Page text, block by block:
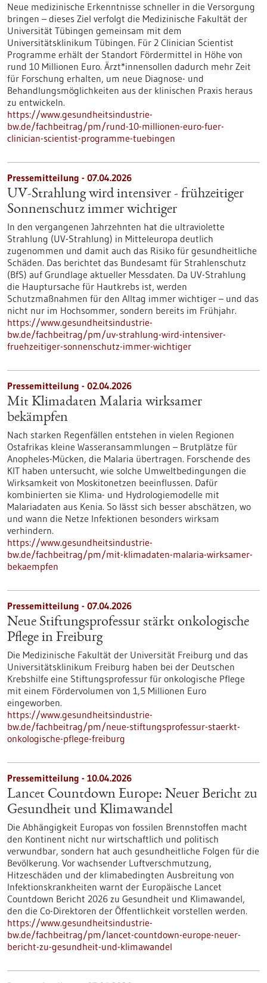
Neue medizinische Erkenntnisse schneller in die Versorgung
bringen – dieses Ziel verfolgt die Medizinische Fakultät der
Universität Tübingen gemeinsam mit dem
Universitätsklinikum Tübingen. Für 2 Clinician Scientist
Programme erhält der Standort Fördermittel in Höhe von
rund 10 Millionen Euro. Ärzt*innensollen dadurch mehr Zeit
für Forschung erhalten, um neue Diagnose- und
Behandlungsmöglichkeiten aus der klinischen Praxis heraus
zu entwickeln.
https://www.gesundheitsindustrie-
bw.de/fachbeitrag/pm/rund-10-millionen-euro-fuer-
clinician-scientist-programme-tuebingen
Pressemitteilung - 07.04.2026
UV-Strahlung wird intensiver - frühzeitiger
Sonnenschutz immer wichtiger
In den vergangenen Jahrzehnten hat die ultraviolette
Strahlung (UV-Strahlung) in Mitteleuropa deutlich
zugenommen und damit auch das Risiko für gesundheitliche
Schäden. Das berichtet das Bundesamt für Strahlenschutz
(BfS) auf Grundlage aktueller Messdaten. Da UV-Strahlung
die Hauptursache für Hautkrebs ist, werden
Schutzmaßnahmen für den Alltag immer wichtiger – und das
nicht nur im Hochsommer, sondern bereits im Frühjahr.
https://www.gesundheitsindustrie-
bw.de/fachbeitrag/pm/uv-strahlung-wird-intensiver-
fruehzeitiger-sonnenschutz-immer-wichtiger
Pressemitteilung - 02.04.2026
Mit Klimadaten Malaria wirksamer
bekämpfen
Nach starken Regenfällen entstehen in vielen Regionen
Ostafrikas kleine Wasseransammlungen – Brutplätze für
Anopheles-Mücken, die Malaria übertragen. Forschende des
KIT haben untersucht, wie solche Umweltbedingungen die
Wirksamkeit von Moskitonetzen beeinflussen. Dafür
kombinierten sie Klima- und Hydrologiemodelle mit
Malariadaten aus Kenia. So lässt sich besser abschätzen, wo
und wann die Netze Infektionen besonders wirksam
verhindern.
https://www.gesundheitsindustrie-
bw.de/fachbeitrag/pm/mit-klimadaten-malaria-wirksamer-
bekaempfen
Pressemitteilung - 07.04.2026
Neue Stiftungsprofessur stärkt onkologische
Pflege in Freiburg
Die Medizinische Fakultät der Universität Freiburg und das
Universitätsklinikum Freiburg haben bei der Deutschen
Krebshilfe eine Stiftungsprofessur für onkologische Pflege
mit einem Fördervolumen von 1,5 Millionen Euro
eingeworben.
https://www.gesundheitsindustrie-
bw.de/fachbeitrag/pm/neue-stiftungsprofessur-staerkt-
onkologische-pflege-freiburg
Pressemitteilung - 10.04.2026
Lancet Countdown Europe: Neuer Bericht zu
Gesundheit und Klimawandel
Die Abhängigkeit Europas von fossilen Brennstoffen macht
den Kontinent nicht nur wirtschaftlich und politisch
verwundbar, sondern hat auch gesundheitliche Folgen für die
Bevölkerung. Vor wachsender Luftverschmutzung,
Hitzeschäden und der klimabedingten Ausbreitung von
Infektionskrankheiten warnt der Europäische Lancet
Countdown Bericht 2026 zu Gesundheit und Klimawandel,
den die Co-Direktoren der Öffentlichkeit vorstellen werden.
https://www.gesundheitsindustrie-
bw.de/fachbeitrag/pm/lancet-countdown-europe-neuer-
bericht-zu-gesundheit-und-klimawandel